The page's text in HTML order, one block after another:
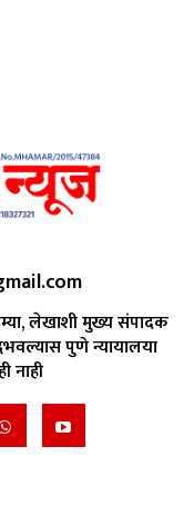
लेखाशी मुख्य संपादक
पुणे न्यायालया
नाही